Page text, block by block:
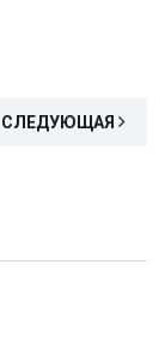
СЛЕДУЮЩАЯ